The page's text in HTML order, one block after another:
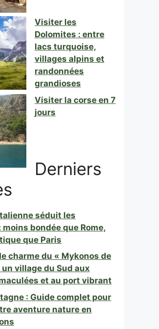
Visiter les
Dolomites : entre
lacs turquoise,
villages alpins et
randonnées
grandioses
Visiter la corse en 7
jours
Derniers
séduit les
bondée que Rome,
que Paris
charme du « Mykonos de
un village du Sud aux
et au port vibrant
: Guide complet pour
aventure nature en